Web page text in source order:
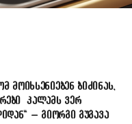
მოიხსენიებენ ბიძინას,
კალამს ვერ
– გიორგი გუგავა